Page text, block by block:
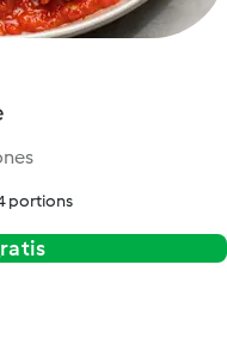
portions